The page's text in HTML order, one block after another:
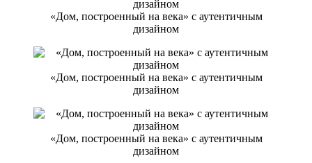
«Дом, построенный на века» с аутентичным
дизайном
«Дом, построенный на века» с аутентичным
дизайном
«Дом, построенный на века» с аутентичным
дизайном